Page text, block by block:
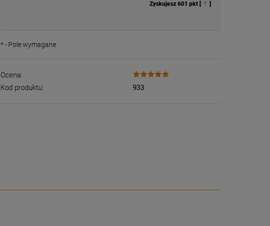
Zyskujesz 601 pkt [ ? ]
*- Pole wymagane
Ocena:
Kod produktu:
933